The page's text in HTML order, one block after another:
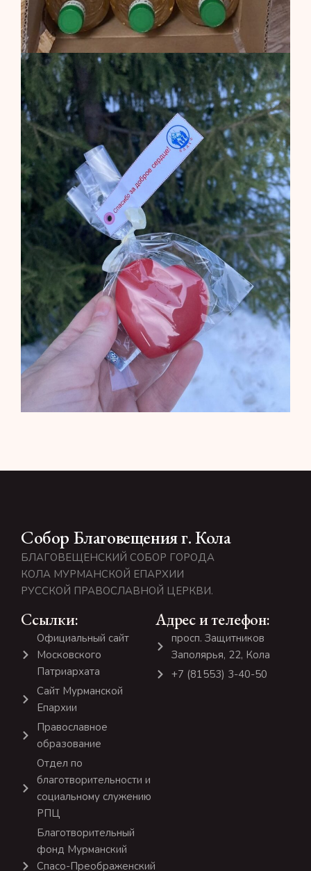
Собор Благовещения г. Кола
БЛАГОВЕЩЕНСКИЙ СОБОР ГОРОДА
КОЛА МУРМАНСКОЙ ЕПАРХИИ
РУССКОЙ ПРАВОСЛАВНОЙ ЦЕРКВИ.
Ссылки:
Официальный сайт
Московского
Патриархата
Сайт Мурманской
Епархии
Православное
образование
Отдел по
благотворительности и
социальному служению
РПЦ
Благотворительный
фонд Мурманский
Спасо-Преображенский
Адрес и телефон:
просп. Защитников
Заполярья, 22, Кола
+7 (81553) 3-40-50